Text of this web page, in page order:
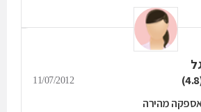
11/07/2012
ואספקה מהירה